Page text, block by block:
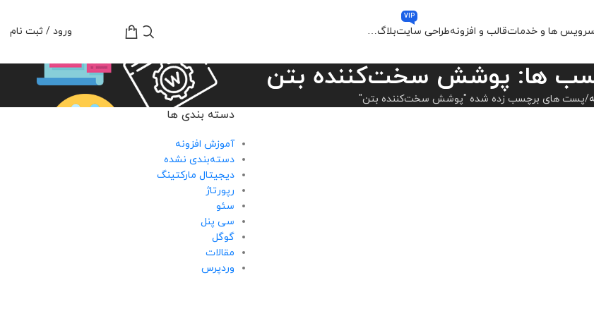
سرویس ها و خدماتقالب و افزونهطراحی سایت
VIP
بلاگ… ورود / ثبت نام
ها: پوشش سخت‌کننده بتن
پست های برچسب زده شده "پوشش سخت‌کننده بتن"
دسته بندی ها
آموزش افزونه
دسته‌بندی نشده
دیجیتال مارکتینگ
رپورتاژ
سئو
سی پنل
گوگل
مقالات
وردپرس